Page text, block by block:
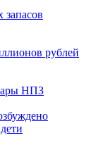
запасов
рублей
НПЗ